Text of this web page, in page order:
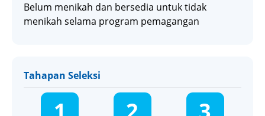
Belum menikah dan bersedia untuk tidak
menikah selama program pemagangan
Tahapan Seleksi